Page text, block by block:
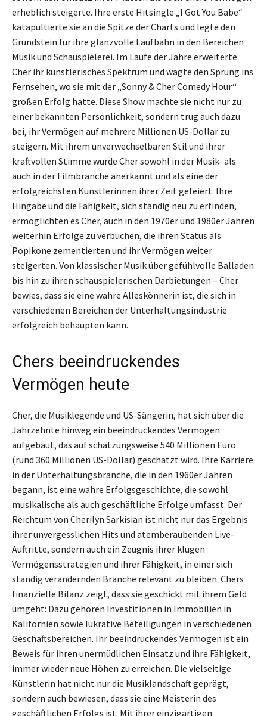
erheblich steigerte. Ihre erste Hitsingle „I Got You Babe“
katapultierte sie an die Spitze der Charts und legte den
Grundstein für ihre glanzvolle Laufbahn in den Bereichen
Musik und Schauspielerei. Im Laufe der Jahre erweiterte
Cher ihr künstlerisches Spektrum und wagte den Sprung ins
Fernsehen, wo sie mit der „Sonny & Cher Comedy Hour“
großen Erfolg hatte. Diese Show machte sie nicht nur zu
einer bekannten Persönlichkeit, sondern trug auch dazu
bei, ihr Vermögen auf mehrere Millionen US-Dollar zu
steigern. Mit ihrem unverwechselbaren Stil und ihrer
kraftvollen Stimme wurde Cher sowohl in der Musik- als
auch in der Filmbranche anerkannt und als eine der
erfolgreichsten Künstlerinnen ihrer Zeit gefeiert. Ihre
Hingabe und die Fähigkeit, sich ständig neu zu erfinden,
ermöglichten es Cher, auch in den 1970er und 1980er Jahren
weiterhin Erfolge zu verbuchen, die ihren Status als
Popikone zementierten und ihr Vermögen weiter
steigerten. Von klassischer Musik über gefühlvolle Balladen
bis hin zu ihren schauspielerischen Darbietungen – Cher
bewies, dass sie eine wahre Alleskönnerin ist, die sich in
verschiedenen Bereichen der Unterhaltungsindustrie
erfolgreich behaupten kann.
Chers beeindruckendes
Vermögen heute
Cher, die Musiklegende und US-Sängerin, hat sich über die
Jahrzehnte hinweg ein beeindruckendes Vermögen
aufgebaut, das auf schätzungsweise 540 Millionen Euro
(rund 360 Millionen US-Dollar) geschätzt wird. Ihre Karriere
in der Unterhaltungsbranche, die in den 1960er Jahren
begann, ist eine wahre Erfolgsgeschichte, die sowohl
musikalische als auch geschäftliche Erfolge umfasst. Der
Reichtum von Cherilyn Sarkisian ist nicht nur das Ergebnis
ihrer unvergesslichen Hits und atemberaubenden Live-
Auftritte, sondern auch ein Zeugnis ihrer klugen
Vermögensstrategien und ihrer Fähigkeit, in einer sich
ständig verändernden Branche relevant zu bleiben. Chers
finanzielle Bilanz zeigt, dass sie geschickt mit ihrem Geld
umgeht: Dazu gehören Investitionen in Immobilien in
Kalifornien sowie lukrative Beteiligungen in verschiedenen
Geschäftsbereichen. Ihr beeindruckendes Vermögen ist ein
Beweis für ihren unermüdlichen Einsatz und ihre Fähigkeit,
immer wieder neue Höhen zu erreichen. Die vielseitige
Künstlerin hat nicht nur die Musiklandschaft geprägt,
sondern auch bewiesen, dass sie eine Meisterin des
geschäftlichen Erfolgs ist. Mit ihrer einzigartigen